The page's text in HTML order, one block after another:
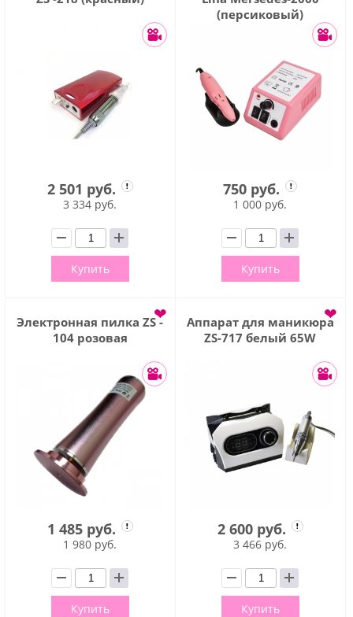
2 501 руб.
3 334 руб.
Купить
(персиковый)
750 руб.
1 000 руб.
Купить
Электронная пилка ZS -
104 розовая
❤
1 485 руб.
1 980 руб.
Купить
Аппарат для маникюра
ZS-717 белый 65W
❤
2 600 руб.
3 466 руб.
Купить